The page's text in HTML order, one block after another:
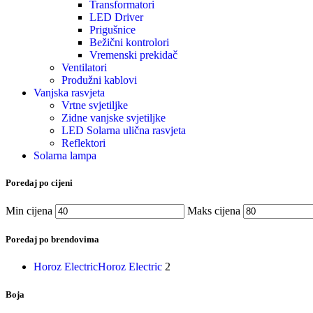
Transformatori
LED Driver
Prigušnice
Bežični kontrolori
Vremenski prekidač
Ventilatori
Produžni kablovi
Vanjska rasvjeta
Vrtne svjetiljke
Zidne vanjske svjetiljke
LED Solarna ulična rasvjeta
Reflektori
Solarna lampa
Poredaj po cijeni
Min cijena Maks cijena
Poredaj po brendovima
Horoz ElectricHoroz Electric 2
Boja